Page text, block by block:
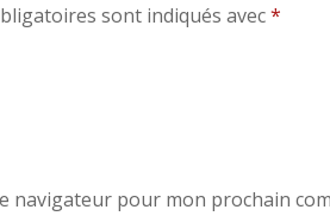
sont indiqués avec*
navigateur pour mon prochain